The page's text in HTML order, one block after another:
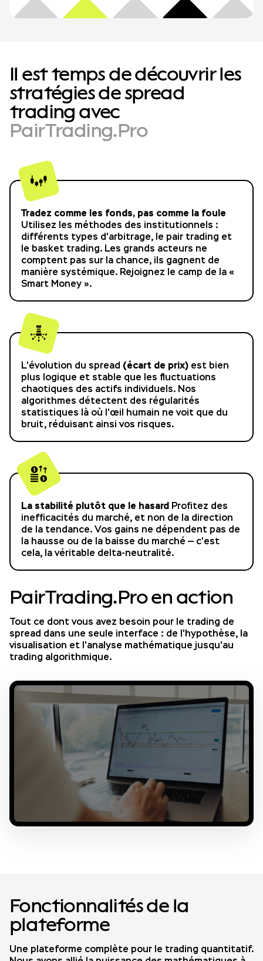
Il est temps de découvrir les
stratégies de spread
trading avec
PairTrading.Pro
Tradez comme les fonds, pas comme la foule
Utilisez les méthodes des institutionnels :
différents types d'arbitrage, le pair trading et
le basket trading. Les grands acteurs ne
comptent pas sur la chance, ils gagnent de
manière systémique. Rejoignez le camp de la «
Smart Money ».
L'évolution du spread (écart de prix) est bien
plus logique et stable que les fluctuations
chaotiques des actifs individuels. Nos
algorithmes détectent des régularités
statistiques là où l'œil humain ne voit que du
bruit, réduisant ainsi vos risques.
La stabilité plutôt que le hasard Profitez des
inefficacités du marché, et non de la direction
de la tendance. Vos gains ne dépendent pas de
la hausse ou de la baisse du marché — c'est
cela, la véritable delta-neutralité.
PairTrading.Pro en action
Tout ce dont vous avez besoin pour le trading de
spread dans une seule interface : de l'hypothèse, la
visualisation et l'analyse mathématique jusqu'au
trading algorithmique.
Fonctionnalités de la
plateforme
Une plateforme complète pour le trading quantitatif.